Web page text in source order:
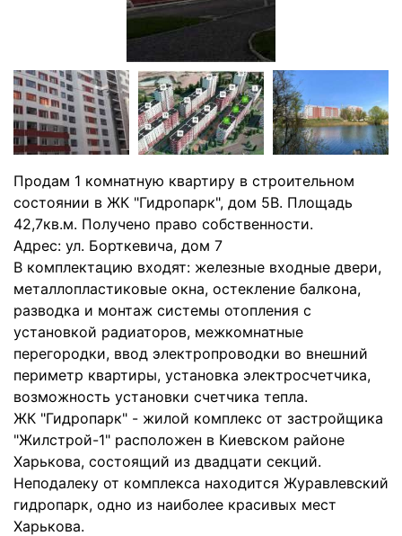
Продам 1 комнатную квартиру в строительном
состоянии в ЖК "Гидропарк", дом 5В. Площадь
42,7кв.м. Получено право собственности.
Адрес: ул. Борткевича, дом 7
В комплектацию входят: железные входные двери,
металлопластиковые окна, остекление балкона,
разводка и монтаж системы отопления с
установкой радиаторов, межкомнатные
перегородки, ввод электропроводки во внешний
периметр квартиры, установка электросчетчика,
возможность установки счетчика тепла.
ЖК "Гидропарк" - жилой комплекс от застройщика
"Жилстрой-1" расположен в Киевском районе
Харькова, состоящий из двадцати секций.
Неподалеку от комплекса находится Журавлевский
гидропарк, одно из наиболее красивых мест
Харькова.